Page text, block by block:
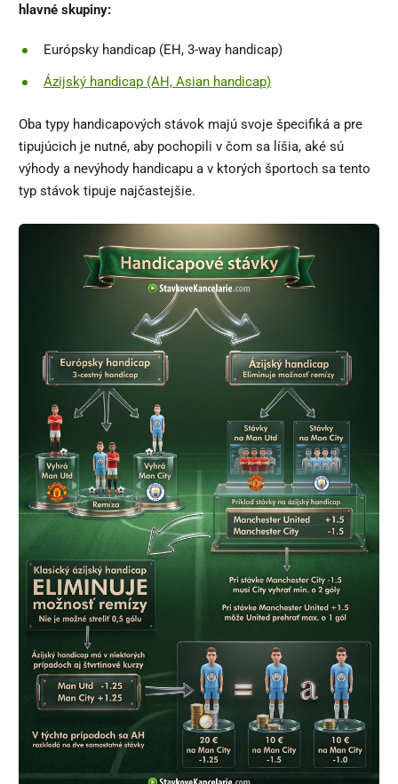
hlavné skupiny:
Európsky handicap (EH, 3-way handicap)
Ázijský handicap (AH, Asian handicap)
Oba typy handicapových stávok majú svoje špecifiká a pre
tipujúcich je nutné, aby pochopili v čom sa líšia, aké sú
výhody a nevýhody handicapu a v ktorých športoch sa tento
typ stávok tipuje najčastejšie.